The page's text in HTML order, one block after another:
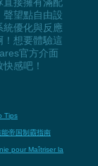
聲望點自由設
統優化與反應
想要體驗這
官方介面
感吧！
Tips
帝国制霸指南
pour Maîtriser la